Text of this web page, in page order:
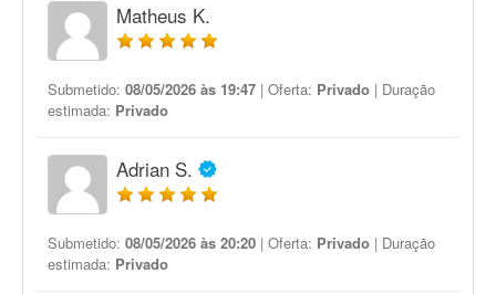
Matheus K.
Submetido: 08/05/2026 às 19:47 | Oferta: Privado | Duração
estimada: Privado
Adrian S.
Submetido: 08/05/2026 às 20:20 | Oferta: Privado | Duração
estimada: Privado